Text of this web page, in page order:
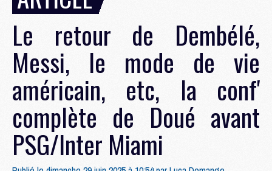
Le retour de Dembélé,
Messi, le mode de vie
américain, etc, la conf'
complète de Doué avant
PSG/Inter Miami